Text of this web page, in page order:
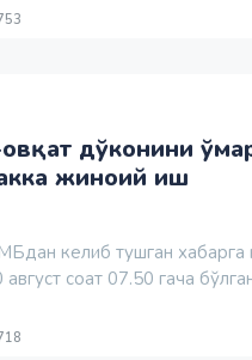
дўконини
жиноий иш
келиб тушган хабарга
соат 07.50 гача